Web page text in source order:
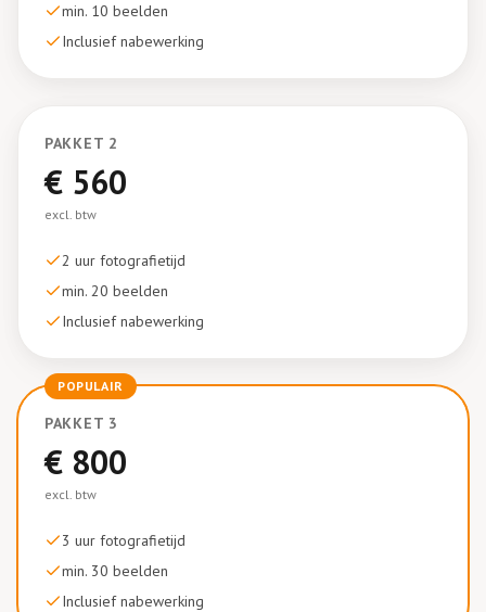
min. 10 beelden
Inclusief nabewerking
PAKKET 2
€ 560
excl. btw
2 uur fotografietijd
min. 20 beelden
Inclusief nabewerking
POPULAIR
PAKKET 3
€ 800
excl. btw
3 uur fotografietijd
min. 30 beelden
Inclusief nabewerking